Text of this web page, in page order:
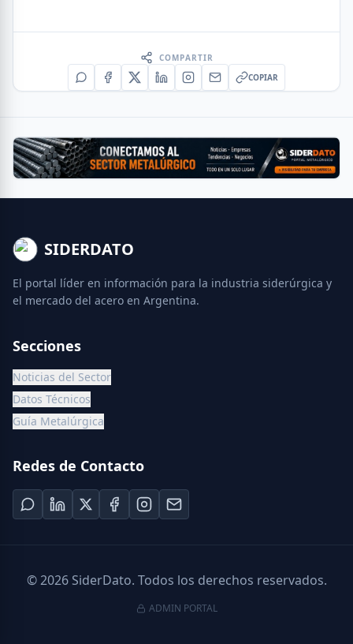
COMPARTIR
COPIAR
SIDERDATO
El portal líder en información para la industria siderúrgica y
el mercado del acero en Argentina.
Secciones
Noticias del Sector
Datos Técnicos
Guía Metalúrgica
Redes de Contacto
©2026SiderDato. Todos los derechos reservados.
ADMIN PORTAL